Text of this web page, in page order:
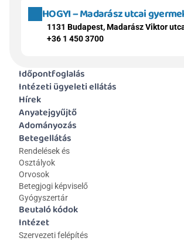
HOGYI – Madarász utcai
1131 Budapest, Madarász Viktor
+36 1 450 3700
Időpontfoglalás
Intézeti ügyeleti ellátás
Hírek
Anyatejgyűjtő
Adományozás
Betegellátás
Rendelések és
Osztályok
Orvosok
Betegjogi képviselő
Gyógyszertár
Beutaló kódok
Intézet
Szervezeti felépítés